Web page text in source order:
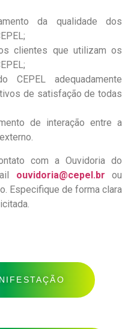
da qualidade dos
clientes que utilizam os
adequadamente
de satisfação de todas
de interação entre a
com a Ouvidoria do
ouvidoria@cepel.br
ou
Especifique de forma clara